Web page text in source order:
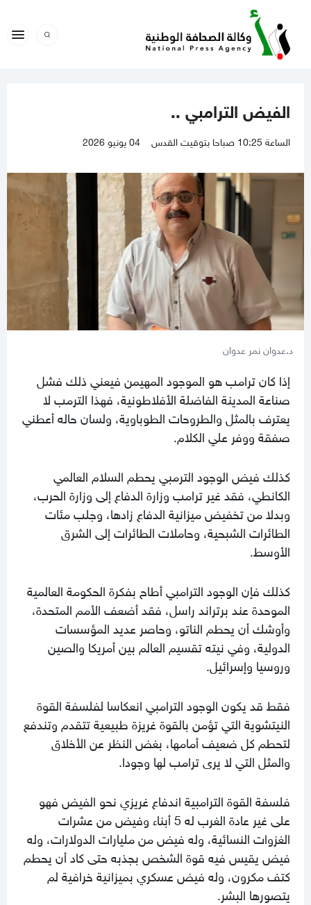
الفيض الترامبي ..
الساعة 10:25 صباحا بتوقيت القدس 04 يونيو 2026
د.عدوان نمر عدوان
إذا كان ترامب هو الموجود المهيمن فيعني ذلك فشل
صناعة المدينة الفاضلة الأفلاطونية، فهذا الترمب لا
يعترف بالمثل والطروحات الطوباوية، ولسان حاله أعطني
صفقة ووفر علي الكلام.
كذلك فيض الوجود الترمبي يحطم السلام العالمي
الكانطي، فقد غير ترامب وزارة الدفاع إلى وزارة الحرب،
وبدلا من تخفيض ميزانية الدفاع زادها، وجلب مئات
الطائرات الشبحية، وحاملات الطائرات إلى الشرق
الأوسط.
كذلك فإن الوجود الترامبي أطاح بفكرة الحكومة العالمية
الموحدة عند برتراند راسل، فقد أضعف الأمم المتحدة،
وأوشك أن يحطم الناتو، وحاصر عديد المؤسسات
الدولية، وفي نيته تقسيم العالم بين أمريكا والصين
وروسيا وإسرائيل.
فقط قد يكون الوجود الترامبي انعكاسا لفلسفة القوة
النيتشوية التي تؤمن بالقوة غريزة طبيعية تتقدم وتندفع
لتحطم كل ضعيف أمامها، بغض النظر عن الأخلاق
والمثل التي لا يرى ترامب لها وجودا.
فلسفة القوة الترامبية اندفاع غريزي نحو الفيض فهو
على غير عادة الغرب له 5 أبناء وفيض من عشرات
الغزوات النسائية، وله فيض من مليارات الدولارات، وله
فيض يقيس فيه قوة الشخص بجذبه حتى كاد أن يحطم
كتف مكرون، وله فيض عسكري بميزانية خرافية لم
يتصورها البشر.